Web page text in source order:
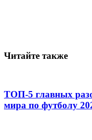
Читайте также
ТОП-5 главных
мира по футболу